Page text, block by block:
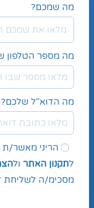
מה שמכם?
מה מספר הטלפון
מה הדוא"ל שלכם?
הריני מאשר/ת
לתקנון האתר ול
מסכימ/ה לשליחת